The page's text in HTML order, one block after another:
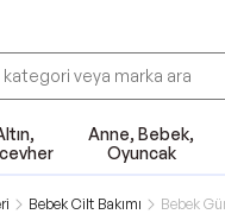
Anne, Bebek,
Oyuncak
Bebek Cilt Bakımı Bebek